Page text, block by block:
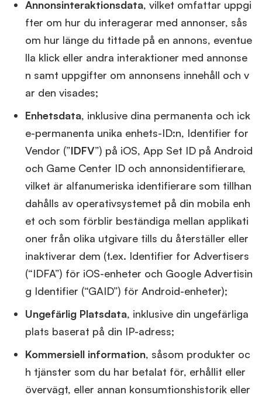
Annonsinteraktionsdata, vilket omfattar uppgi
fter om hur du interagerar med annonser, sås
om hur länge du tittade på en annons, eventue
lla klick eller andra interaktioner med annonse
n samt uppgifter om annonsens innehåll och v
ar den visades;
Enhetsdata, inklusive dina permanenta och ick
e-permanenta unika enhets-ID:n, Identifier for
Vendor (”IDFV”) på iOS, App Set ID på Android
och Game Center ID och annonsidentifierare,
vilket är alfanumeriska identifierare som tillhan
dahålls av operativsystemet på din mobila enh
et och som förblir beständiga mellan applikati
oner från olika utgivare tills du återställer eller
inaktiverar dem (t.ex. Identifier for Advertisers
(“IDFA”) för iOS-enheter och Google Advertisin
g Identifier (“GAID”) för Android-enheter);
Ungefärlig Platsdata, inklusive din ungefärliga
plats baserat på din IP-adress;
Kommersiell information, såsom produkter oc
h tjänster som du har betalat för, erhållit eller
övervägt, eller annan konsumtionshistorik eller